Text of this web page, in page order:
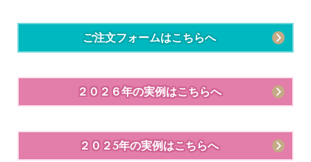
ご注文フォームはこちらへ
２０２６年の実例はこちらへ
２０２5年の実例はこちらへ